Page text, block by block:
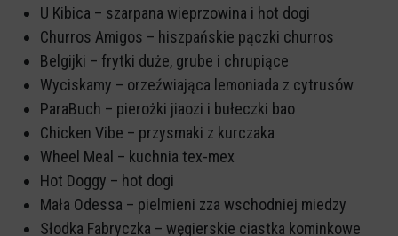
U Kibica – szarpana wieprzowina i hot dogi
Churros Amigos – hiszpańskie pączki churros
Belgijki – frytki duże, grube i chrupiące
Wyciskamy – orzeźwiająca lemoniada z cytrusów
ParaBuch – pierożki jiaozi i bułeczki bao
Chicken Vibe – przysmaki z kurczaka
Wheel Meal – kuchnia tex-mex
Hot Doggy – hot dogi
Mała Odessa – pielmieni zza wschodniej miedzy
Słodka Fabryczka – węgierskie ciastka kominkowe